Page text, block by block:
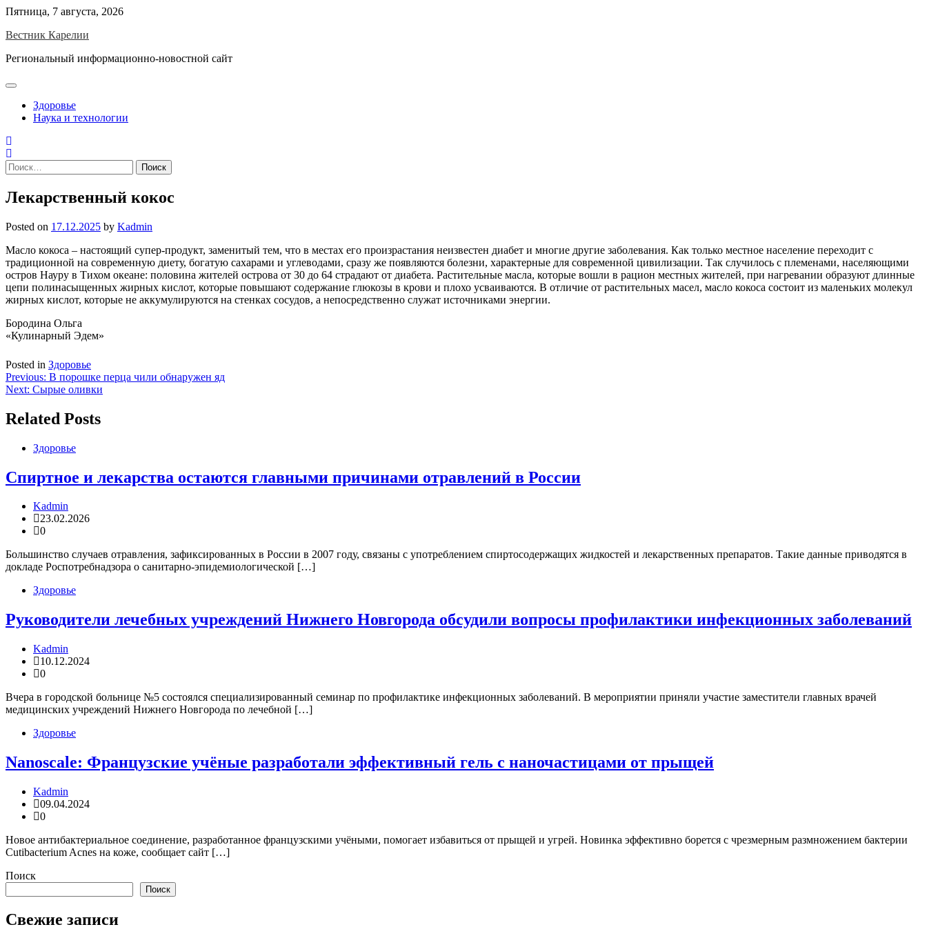
Skip
content
Пятница, 7 августа, 2026
Вестник Карелии
Региональный информационно-новостной сайт
Здоровье
Наука и технологии
Найти:
Лекарственный кокос
Posted on 17.12.2025 by Kadmin
Масло кокоса – настоящий супер-продукт, заменитый тем, что в местах его произрастания неизвестен диабет и многие другие заболевания. Как только местное население переходит с
традиционной на современную диету, богатую сахарами и углеводами, сразу же появляются болезни, характерные для современной цивилизации. Так случилось с племенами, населяющими
остров Науру в Тихом океане: половина жителей острова от 30 до 64 страдают от диабета. Растительные масла, которые вошли в рацион местных жителей, при нагревании образуют длинные
цепи полинасыщенных жирных кислот, которые повышают содержание глюкозы в крови и плохо усваиваются. В отличие от растительных масел, масло кокоса состоит из маленьких молекул
жирных кислот, которые не аккумулируются на стенках сосудов, а непосредственно служат источниками энергии.
Бородина Ольга
«Кулинарный Эдем»
Posted in Здоровье
Навигация
по
записям
Previous: В порошке перца чили обнаружен яд
Next: Сырые оливки
Related Posts
Здоровье
Спиртное и лекарства остаются главными причинами отравлений в России
Kadmin
23.02.2026
0
Большинство случаев отравления, зафиксированных в России в 2007 году, связаны с употреблением спиртосодержащих жидкостей и лекарственных препаратов. Такие данные приводятся в
докладе Роспотребнадзора о санитарно-эпидемиологической […]
Здоровье
Руководители лечебных учреждений Нижнего Новгорода обсудили вопросы профилактики инфекционных заболеваний
Kadmin
10.12.2024
0
Вчера в городской больнице №5 состоялся специализированный семинар по профилактике инфекционных заболеваний. В мероприятии приняли участие заместители главных врачей
медицинских учреждений Нижнего Новгорода по лечебной […]
Здоровье
Nanoscale: Французские учёные разработали эффективный гель с наночастицами от прыщей
Kadmin
09.04.2024
0
Новое антибактериальное соединение, разработанное французскими учёными, помогает избавиться от прыщей и угрей. Новинка эффективно борется с чрезмерным размножением бактерии
Cutibacterium Acnes на коже, сообщает сайт […]
Поиск
Поиск
Свежие записи